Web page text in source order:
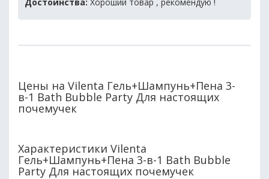
Цены на Vilenta Гель+Шампунь+Пена 3-
в-1 Bath Bubble Party Для настоящих
почемучек
Характеристики Vilenta
Гель+Шампунь+Пена 3-в-1 Bath Bubble
Party Для настоящих почемучек